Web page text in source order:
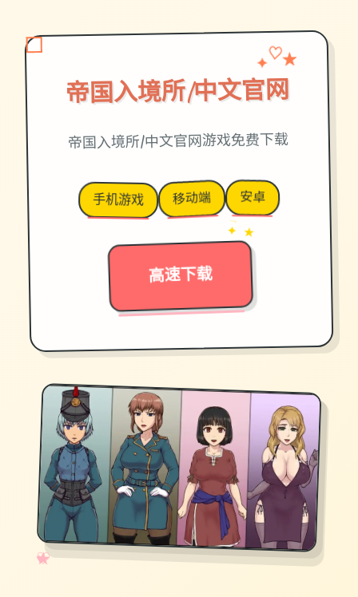
帝国入境所|中文官网
✦ ♡ ★
帝国入境所|中文官网游戏免费下载
手机游戏 移动端 安卓
高速下载
→
✦ ★
✧
♡
★
♥